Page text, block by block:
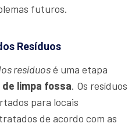
futuros.
Resíduos
resíduosé uma etapa
limpa fossa. Os resíduos
para locais
de acordo com as